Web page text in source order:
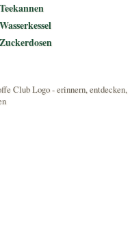
Teekannen
Wasserkessel
Zuckerdosen